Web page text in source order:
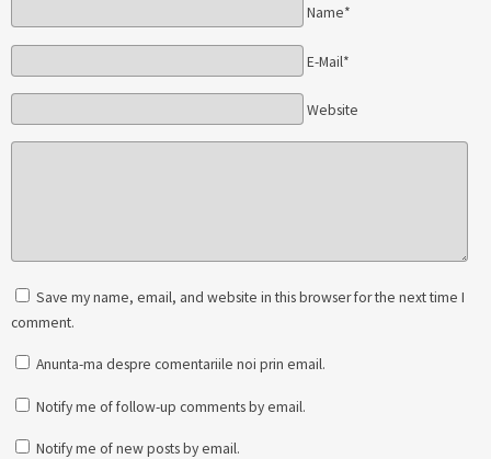
Name*
E-Mail*
Website
Save my name, email, and website in this browser for the next time I
comment.
Anunta-ma despre comentariile noi prin email.
Notify me of follow-up comments by email.
Notify me of new posts by email.